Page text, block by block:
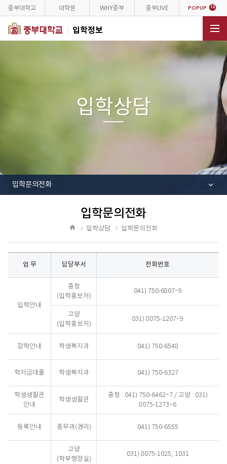
입학정보
전체메뉴
중부대학교 대학원 WHY중부 중부LIVE POPUP 12
입학상담
입학문의전화
입학문의전화
입학상담 입학문의전화
기
안
업 무 담당부서 전화번호
입학안내
충청
(입학홍보처)
041) 750-6807~9
고양
(입학홍보처)
031) 8075-1207~9
장학안내 학생복지과 041) 750-6548
학자금대출 학생복지과 041) 750-6327
학생생활관
안내
학생생활관
충청 : 041) 750-6462~7 / 고양 : 031)
8075-1273~6
등록안내 총무과(경리) 041) 750-6555
고양
(학부행정실)
031) 8075-1025, 1031